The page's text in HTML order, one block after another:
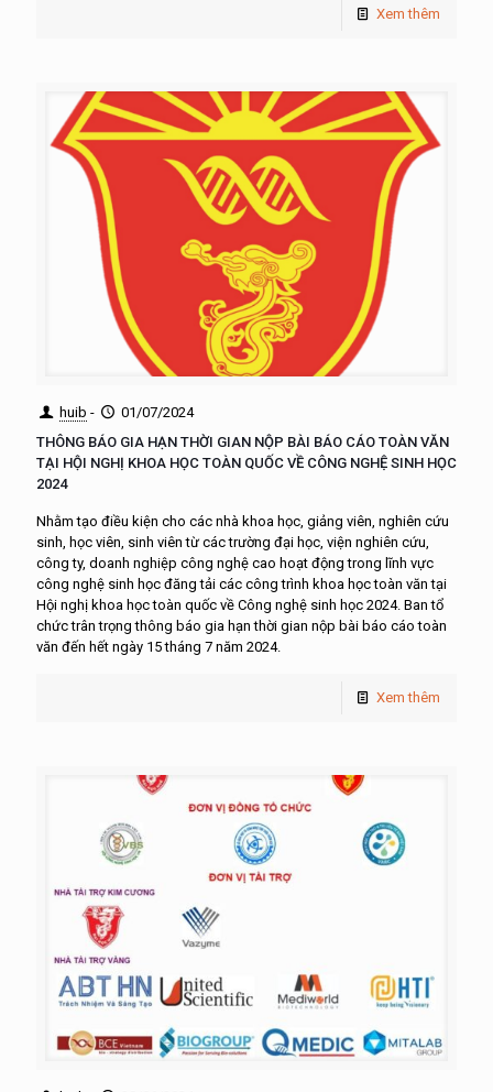
Xem thêm
huib -
01/07/2024
THÔNG BÁO GIA HẠN THỜI GIAN NỘP BÀI BÁO CÁO TOÀN VĂN
TẠI HỘI NGHỊ KHOA HỌC TOÀN QUỐC VỀ CÔNG NGHỆ SINH HỌC
2024
Nhằm tạo điều kiện cho các nhà khoa học, giảng viên, nghiên cứu
sinh, học viên, sinh viên từ các trường đại học, viện nghiên cứu,
công ty, doanh nghiệp công nghệ cao hoạt động trong lĩnh vực
công nghệ sinh học đăng tải các công trình khoa học toàn văn tại
Hội nghị khoa học toàn quốc về Công nghệ sinh học 2024. Ban tổ
chức trân trọng thông báo gia hạn thời gian nộp bài báo cáo toàn
văn đến hết ngày 15 tháng 7 năm 2024.
Xem thêm